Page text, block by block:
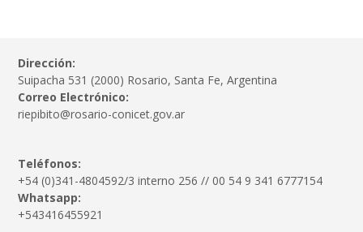
Dirección:
Suipacha 531 (2000) Rosario, Santa Fe, Argentina
Correo Electrónico:
riepibito@rosario-conicet.gov.ar
Teléfonos:
+54 (0)341-4804592/3 interno 256 // 00 54 9 341 6777154
Whatsapp:
+543416455921